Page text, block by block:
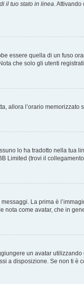
il tuo stato in linea.
essere quella di un fuso
che solo gli utenti
allora l’orario
lo ha tradotto nella
Limited (trovi il
La prima è
nota come avatar, che in
un avatar
a disposizione. Se non ti